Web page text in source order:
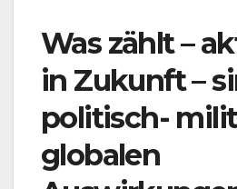
Was zählt –
in Zukunft –
politisch-
globalen